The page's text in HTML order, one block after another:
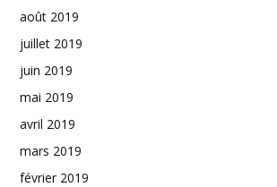
août 2019
juillet 2019
juin 2019
mai 2019
avril 2019
mars 2019
février 2019